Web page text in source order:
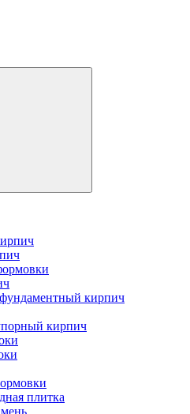
кирпич
кирпич
плитка